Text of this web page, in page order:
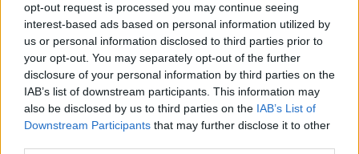
opt-out request is processed you may continue seeing
interest-based ads based on personal information utilized by
us or personal information disclosed to third parties prior to
your opt-out. You may separately opt-out of the further
disclosure of your personal information by third parties on the
IAB’s list of downstream participants. This information may
also be disclosed by us to third parties on the IAB’s List of
Downstream Participants that may further disclose it to other
A kormány erőfeszítései ellenérefizika szakos tanárnak
például első
helyen mindössze 28 fő jelentkezett, kémiára pedig még ennél is
kevesebben, mindössze 22-en. Hogy ez hova vezet, azt nehéz előre
megjósolni, mindenesetre aggasztó, hogy a nagy pedagógusképző
egyetemeken már az első félév után 25 százalékos a lemorzsolódás,
és a végül csak a felvett hallgatók egyötöde megy el iskolába
tanítani.
A pedagógushiánnyal az alábbi cikkünkben foglalkoztunk
részletesen: